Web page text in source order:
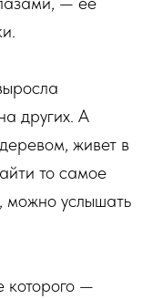
других. А
живет в
то самое
можно услышать
которого —